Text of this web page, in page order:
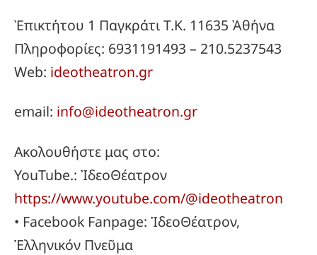
Ἐπικτήτου 1 Παγκράτι Τ.Κ. 11635 Ἀθήνα
Πληροφορίες: 6931191493 – 210.5237543
Web: ideotheatron.gr
email: info@ideotheatron.gr
Ακολουθήστε μας στο:
YouTube.: ἸδεοΘέατρον
https://www.youtube.com/@ideotheatron
• Facebook Fanpage: ἸδεοΘέατρον,
Ἑλληνικόν Πνεῦμα